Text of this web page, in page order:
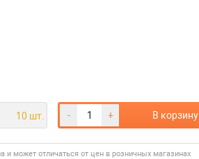
10 шт. - + В корзину
и может отличаться от цен в розничных магазинах